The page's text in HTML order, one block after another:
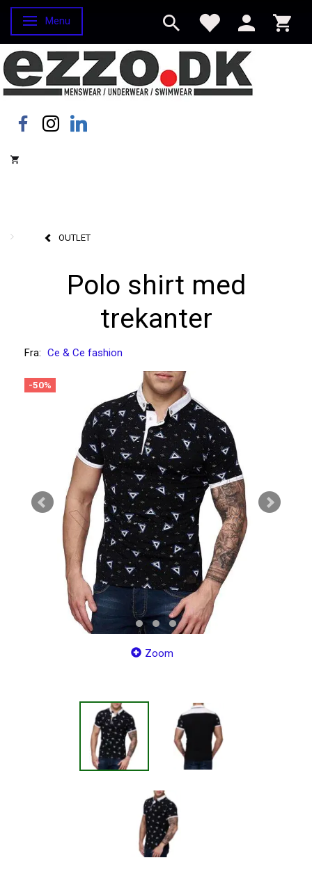
Skifte navigation
Menu
OUTLET
Polo shirt med
trekanter
Fra: Ce & Ce fashion
-50%
Zoom